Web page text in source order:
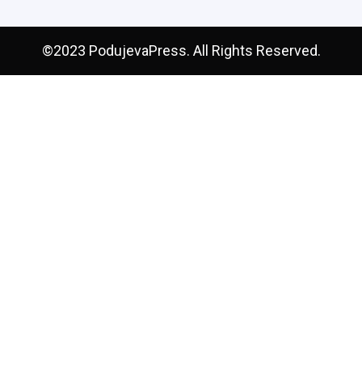
©2023 PodujevaPress. All Rights Reserved.